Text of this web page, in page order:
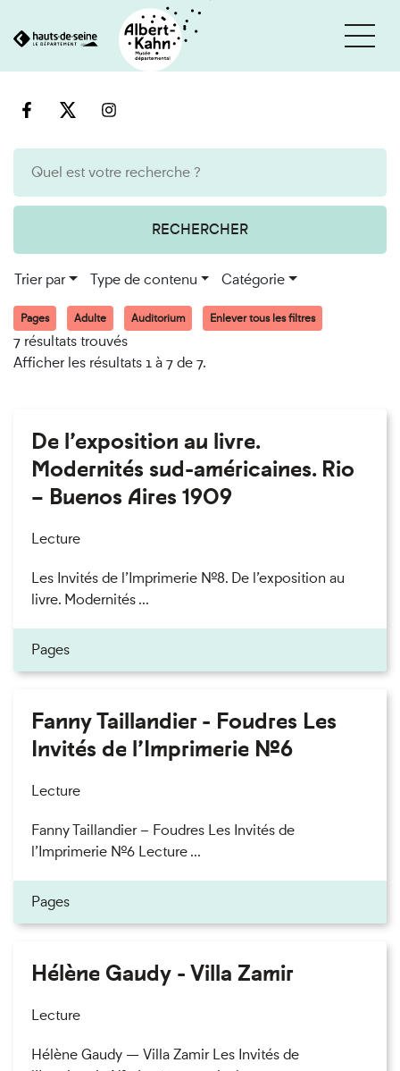
au
RECHERCHER
Trier par Type de contenu Catégorie
Pages Adulte Auditorium Enlever tous les filtres
7 résultats trouvés
Afficher les résultats 1 à 7 de 7.
De l’exposition au livre.
Modernités sud-américaines. Rio
– Buenos Aires 1909
Lecture
Les Invités de l’Imprimerie n°8. De l’exposition au
livre. Modernités ...
Pages
Fanny Taillandier - Foudres Les
Invités de l’Imprimerie n°6
Lecture
Fanny Taillandier – Foudres Les Invités de
l’Imprimerie n°6 Lecture ...
Pages
Hélène Gaudy - Villa Zamir
Lecture
Hélène Gaudy — Villa Zamir Les Invités de
Cookies et traceurs utilisés sur ce site